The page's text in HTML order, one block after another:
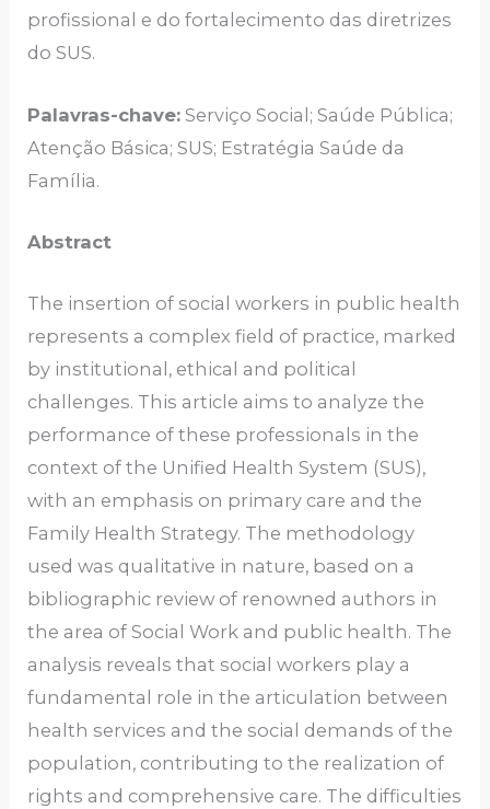
profissional e do fortalecimento das diretrizes
do SUS.
Palavras-chave: Serviço Social; Saúde Pública;
Atenção Básica; SUS; Estratégia Saúde da
Família.
Abstract
The insertion of social workers in public health
represents a complex field of practice, marked
by institutional, ethical and political
challenges. This article aims to analyze the
performance of these professionals in the
context of the Unified Health System (SUS),
with an emphasis on primary care and the
Family Health Strategy. The methodology
used was qualitative in nature, based on a
bibliographic review of renowned authors in
the area of ​​Social Work and public health. The
analysis reveals that social workers play a
fundamental role in the articulation between
health services and the social demands of the
population, contributing to the realization of
rights and comprehensive care. The difficulties